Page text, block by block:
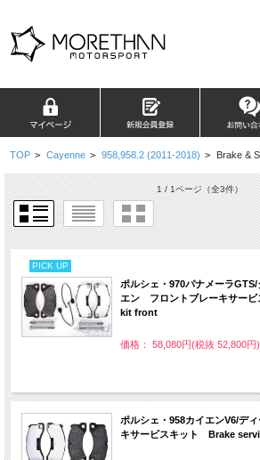
TOP > Cayenne > 958,958.2 (2011-2018) > Brake &
1 / 1ページ（全3件）
PICK UP
ポルシェ・970パナメーラ
エン フロントブレーキサー
kit front
価格： 58,080円(税抜 52,800円)
ポルシェ・958カイエンV6/デ
キサービスキット Brake